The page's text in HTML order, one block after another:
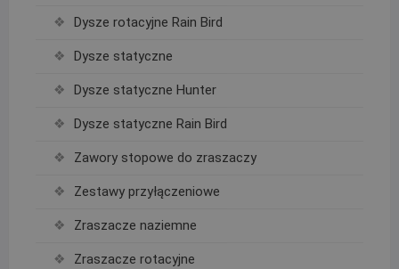
Dysze rotacyjne Rain Bird
Dysze statyczne
Dysze statyczne Hunter
Dysze statyczne Rain Bird
Zawory stopowe do zraszaczy
Zestawy przyłączeniowe
Zraszacze naziemne
Zraszacze rotacyjne